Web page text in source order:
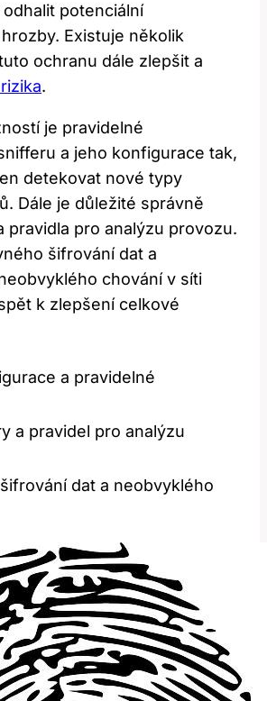
potenciální
Existuje několik
ochranu dále zlepšit a
.
je pravidelné
a jeho konfigurace tak,
detekovat nové typy
Dále je důležité správně
pravidla pro analýzu provozu.
šifrování dat a
chování v síti
k zlepšení celkové
a pravidelné
a pravidel pro analýzu
dat a neobvyklého